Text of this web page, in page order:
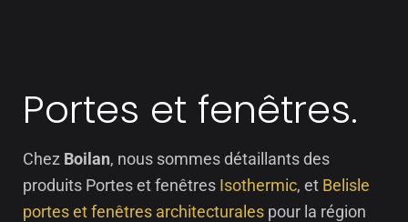
Portes et fenêtres.
Chez Boilan, nous sommes détaillants des
produits Portes et fenêtres Isothermic, et Belisle
portes et fenêtres architecturales pour la région